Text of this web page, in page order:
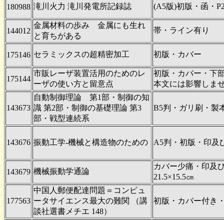
180988 滝川火力 滝川発電所記録誌 (A5版)初版・函・
144012
金属材料の歩み 金属にも生れ
と育ちがある
帯・ライン有り
175146 セラミックスの超精密加工 初版・カバー
175144
市販レーザ装置活用のためのレ
ーザの使い方と留意点
初版・カバー・下
本文には影響しま
143673
自動制御理論 第1部・制御の知
識 第2部・制御の基礎理論 第3
部・戦型連続系
B5判・ガリ刷・製
143676 振動工学-機械と構造物のための A5判・初版・印及
143679 機械振動学通論
カバー少痛・印及
21.5×15.5㎝
177563
中国人郵便配達問題＝コンピュ
ータサイエンス最大の難関 （講
談社選書メチエ 148）
初版・カバー付き